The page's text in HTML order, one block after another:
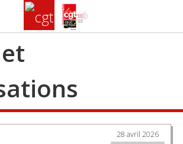
28 avril 2026